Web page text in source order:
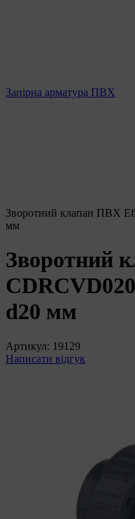
Запірна арматура ПВХ
Зворотний клапан ПВХ
мм
Зворотний
d20 мм
Артикул: 19129
Написати відгук